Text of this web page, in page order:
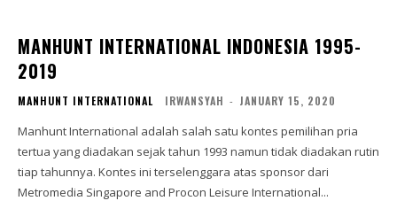
MANHUNT INTERNATIONAL INDONESIA 1995-
2019
MANHUNT INTERNATIONAL IRWANSYAH - JANUARY 15, 2020
Manhunt International adalah salah satu kontes pemilihan pria
tertua yang diadakan sejak tahun 1993 namun tidak diadakan rutin
tiap tahunnya. Kontes ini terselenggara atas sponsor dari
Metromedia Singapore and Procon Leisure International...